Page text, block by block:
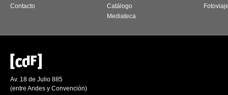
Contacto
Catálogo
Mediateca
Av. 18 de Julio 885
(entre Andes y Convención)